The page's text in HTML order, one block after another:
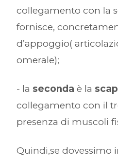
collegamento con la
fornisce,
d’appoggio(
omerale);
- la seconda è la
collegamento con il
presenza di muscoli
Quindi,se dovessimo